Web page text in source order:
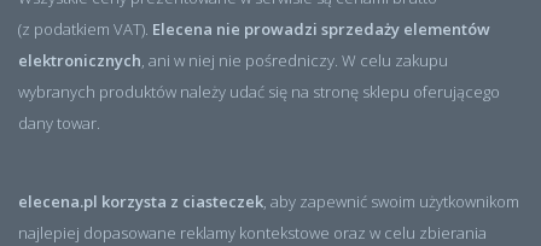
(z podatkiem VAT). Elecena nie prowadzi sprzedaży elementów
elektronicznych, ani w niej nie pośredniczy. W celu zakupu
wybranych produktów należy udać się na stronę sklepu oferującego
dany towar.
elecena.pl korzysta z ciasteczek, aby zapewnić swoim użytkownikom
najlepiej dopasowane reklamy kontekstowe oraz w celu zbierania